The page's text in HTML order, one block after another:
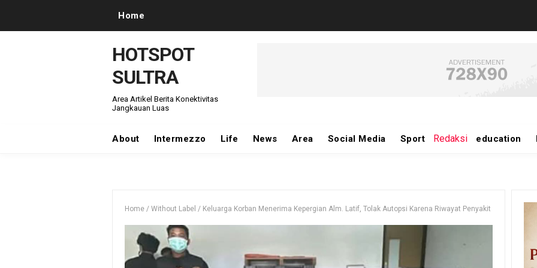
Home
HOTSPOT
SULTRA
Area Artikel Berita Konektivitas
Jangkauan Luas
About Intermezzo Life News Area Social Media Sport Redaksi education
Home / Without Label / Keluarga Korban Menerima Kepergian Alm. Latif, Tolak Autopsi Karena Riwayat Penyakit